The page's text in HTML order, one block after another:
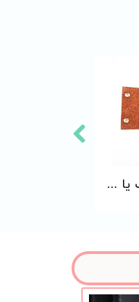
روکش دسته کیف یا سبد دکمه ای- جفتی (رنگبندی دارد)